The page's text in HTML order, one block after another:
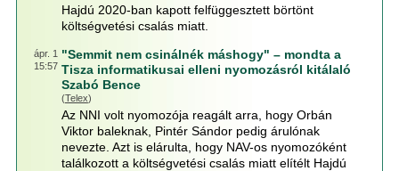
Hajdú 2020-ban kapott felfüggesztett börtönt
költségvetési csalás miatt.
ápr. 1
15:57
"Semmit nem csinálnék máshogy" – mondta a
Tisza informatikusai elleni nyomozásról kitálaló
Szabó Bence
(Telex)
Az NNI volt nyomozója reagált arra, hogy Orbán
Viktor baleknak, Pintér Sándor pedig árulónak
nevezte. Azt is elárulta, hogy NAV-os nyomozóként
találkozott a költségvetési csalás miatt elítélt Hajdú